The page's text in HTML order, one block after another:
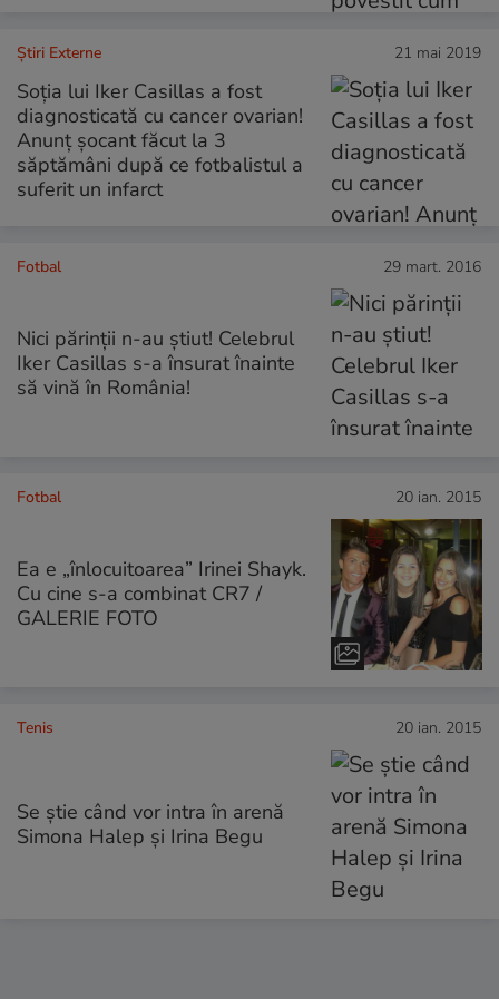
Știri Externe 21 mai 2019
Soția lui Iker Casillas a fost
diagnosticată cu cancer ovarian!
Anunț șocant făcut la 3
săptămâni după ce fotbalistul a
suferit un infarct
Fotbal 29 mart. 2016
Nici părinții n-au știut! Celebrul
Iker Casillas s-a însurat înainte
să vină în România!
Fotbal 20 ian. 2015
Ea e „înlocuitoarea” Irinei Shayk.
Cu cine s-a combinat CR7 /
GALERIE FOTO
Tenis 20 ian. 2015
Se știe când vor intra în arenă
Simona Halep și Irina Begu